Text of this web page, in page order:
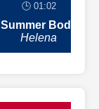
🕒 01:02
Summer Body
Helena